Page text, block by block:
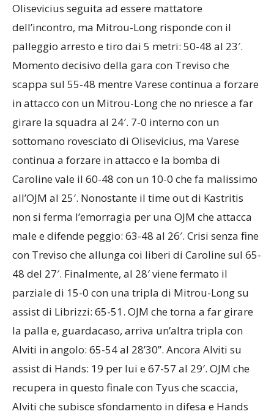
Olisevicius seguita ad essere mattatore
dell’incontro, ma Mitrou-Long risponde con il
palleggio arresto e tiro dai 5 metri: 50-48 al 23′.
Momento decisivo della gara con Treviso che
scappa sul 55-48 mentre Varese continua a forzare
in attacco con un Mitrou-Long che no nriesce a far
girare la squadra al 24′. 7-0 interno con un
sottomano rovesciato di Olisevicius, ma Varese
continua a forzare in attacco e la bomba di
Caroline vale il 60-48 con un 10-0 che fa malissimo
all’OJM al 25′. Nonostante il time out di Kastritis
non si ferma l’emorragia per una OJM che attacca
male e difende peggio: 63-48 al 26′. Crisi senza fine
con Treviso che allunga coi liberi di Caroline sul 65-
48 del 27′. Finalmente, al 28′ viene fermato il
parziale di 15-0 con una tripla di Mitrou-Long su
assist di Librizzi: 65-51. OJM che torna a far girare
la palla e, guardacaso, arriva un’altra tripla con
Alviti in angolo: 65-54 al 28’30”. Ancora Alviti su
assist di Hands: 19 per lui e 67-57 al 29′. OJM che
recupera in questo finale con Tyus che scaccia,
Alviti che subisce sfondamento in difesa e Hands